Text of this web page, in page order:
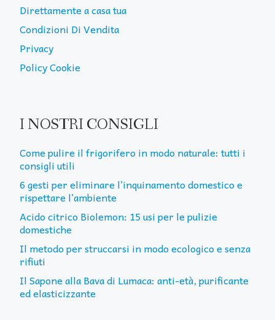
Direttamente a casa tua
Condizioni Di Vendita
Privacy
Policy Cookie
I NOSTRI CONSIGLI
Come pulire il frigorifero in modo naturale: tutti i
consigli utili
6 gesti per eliminare l’inquinamento domestico e
rispettare l’ambiente
Acido citrico Biolemon: 15 usi per le pulizie
domestiche
Il metodo per struccarsi in modo ecologico e senza
rifiuti
Il Sapone alla Bava di Lumaca: anti-età, purificante
ed elasticizzante